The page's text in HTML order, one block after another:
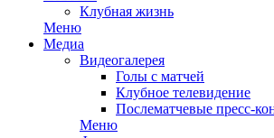
Клубная жизнь
Меню
Медиа
Видеогалерея
Голы с матчей
Клубное телевидение
Послематчевые пресс-
Меню